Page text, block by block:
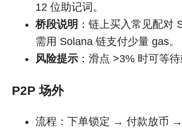
12 位助记词。
桥段说明 ：链上买入常见配对
需用 Solana 链支付少量 gas。
风险提示 ：滑点 >3% 时可等待
P2P 场外
流程：下单锁定 → 付款放币 →